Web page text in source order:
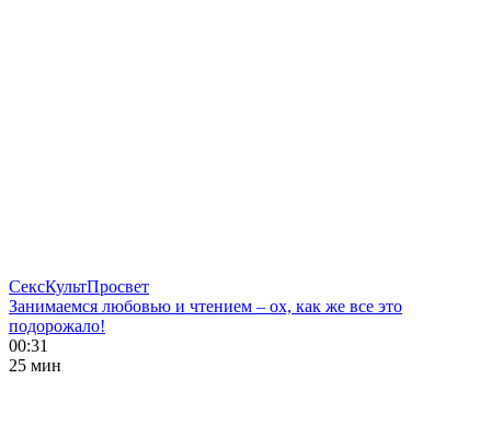
СексКультПросвет
Занимаемся любовью и чтением – ох, как же все это
подорожало!
00:31
25 мин